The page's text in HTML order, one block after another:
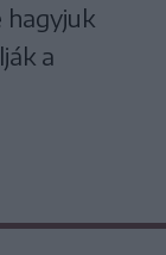
hagyjuk
a